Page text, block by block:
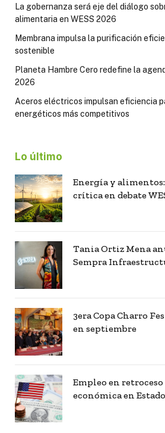
La gobernanza será eje del diálogo
alimentaria en WESS 2026
Membrana impulsa la purificación
sostenible
Planeta Hambre Cero redefine la
2026
Aceros eléctricos impulsan eficiencia
energéticos más competitivos
Lo último
Energía y
crítica en debate
Tania Ortiz Mena
Sempra
3era Copa Charro
en septiembre
Empleo en
económica en